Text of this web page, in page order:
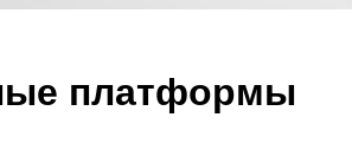
платформы